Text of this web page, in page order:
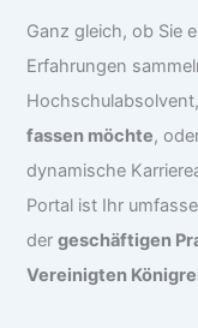
Ganz gleich, ob Sie
Erfahrungen
fassen möchte,
dynamische
Portal ist Ihr
dergeschäftigen
Vereinigten